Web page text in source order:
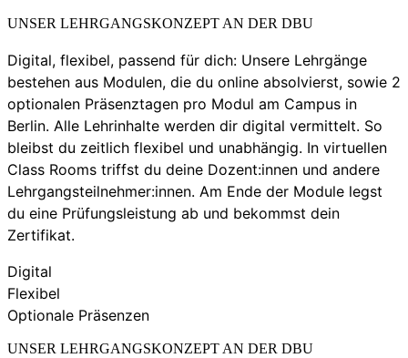
UNSER LEHRGANGSKONZEPT AN DER DBU
Digital, flexibel, passend für dich: Unsere Lehrgänge
bestehen aus Modulen, die du online absolvierst, sowie 2
optionalen Präsenztagen pro Modul am Campus in
Berlin. Alle Lehrinhalte werden dir digital vermittelt. So
bleibst du zeitlich flexibel und unabhängig. In virtuellen
Class Rooms triffst du deine Dozent:innen und andere
Lehrgangsteilnehmer:innen. Am Ende der Module legst
du eine Prüfungsleistung ab und bekommst dein
Zertifikat.
Digital
Flexibel
Optionale Präsenzen
UNSER LEHRGANGSKONZEPT AN DER DBU